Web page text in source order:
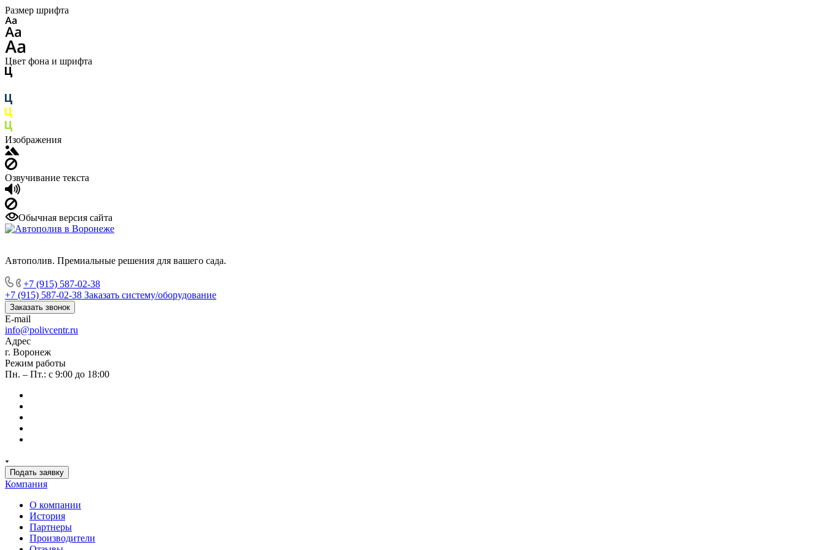
Размер шрифта
Цвет фона и шрифта
Изображения
Озвучивание текста
Обычная версия сайта
Автополив. Премиальные решения для вашего сада.
+7 (915) 587-02-38
+7 (915) 587-02-38 Заказать систему/оборудование
Заказать звонок
E-mail
info@polivcentr.ru
Адрес
г. Воронеж
Режим работы
Пн. – Пт.: с 9:00 до 18:00
Подать заявку
Компания
О компании
История
Партнеры
Производители